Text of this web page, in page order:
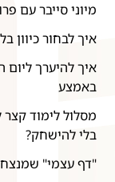
מיוני סייבר עם
איך לבחור כיוון
איך להיערך ליום
באמצע
מסלול לימוד קצר
בלי להישחק?
"דף עצמי" שמנצח